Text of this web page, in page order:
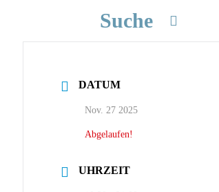
Suche
DATUM
Nov. 27 2025
Abgelaufen!
UHRZEIT